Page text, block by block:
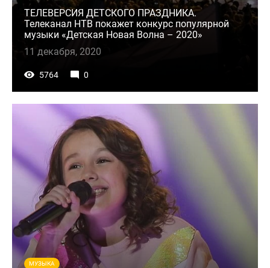
ТЕЛЕВЕРСИЯ ДЕТСКОГО ПРАЗДНИКА.
Телеканал НТВ покажет конкурс популярной
музыки «Детская Новая Волна – 2020»
11 декабря, 2020
5764 0
МУЗЫКА